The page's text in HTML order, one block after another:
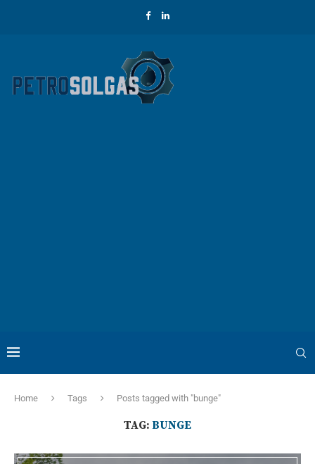
Home Tags Posts tagged with "bunge"
TAG: BUNGE